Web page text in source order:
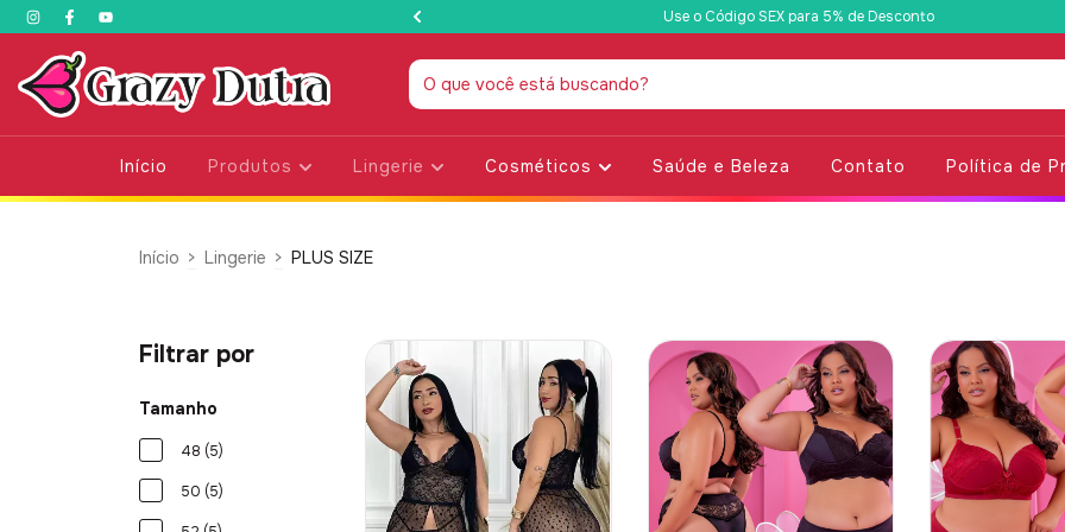
NAMORADOS Use o Código SEX para 5% de Desconto
Início Produtos Lingerie Cosméticos Saúde e Beleza Contato Política de
Início > Lingerie > PLUS SIZE
Filtrar por
Tamanho
48 (5)
50 (5)